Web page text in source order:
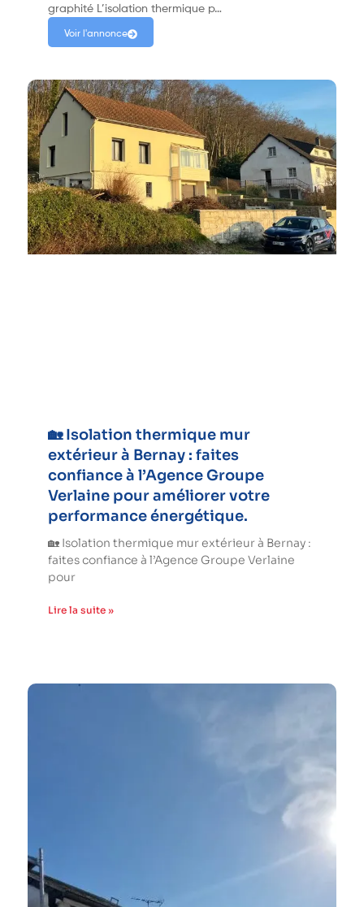
graphité L’isolation thermique p…
Voir l'annonce
🏡 Isolation thermique mur
extérieur à Bernay : faites
confiance à l’Agence Groupe
Verlaine pour améliorer votre
performance énergétique.
🏡 Isolation thermique mur extérieur à Bernay :
faites confiance à l’Agence Groupe Verlaine
pour
Lire la suite »